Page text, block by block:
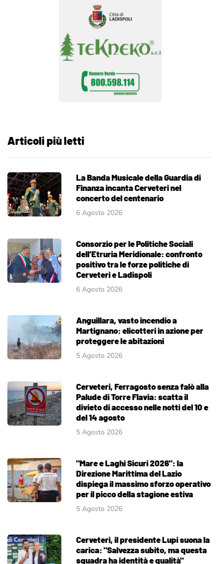
Articoli più letti
La Banda Musicale della Guardia di
Finanza incanta Cerveteri nel
concerto del centenario
6 Agosto 2026
Consorzio per le Politiche Sociali
dell’Etruria Meridionale: confronto
positivo tra le forze politiche di
Cerveteri e Ladispoli
6 Agosto 2026
Anguillara, vasto incendio a
Martignano: elicotteri in azione per
proteggere le abitazioni
5 Agosto 2026
Cerveteri, Ferragosto senza falò alla
Palude di Torre Flavia: scatta il
divieto di accesso nelle notti del 10 e
del 14 agosto
5 Agosto 2026
"Mare e Laghi Sicuri 2026": la
Direzione Marittima del Lazio
dispiega il massimo sforzo operativo
per il picco della stagione estiva
5 Agosto 2026
Cerveteri, il presidente Lupi suona la
carica: "Salvezza subito, ma questa
squadra ha identità e qualità"